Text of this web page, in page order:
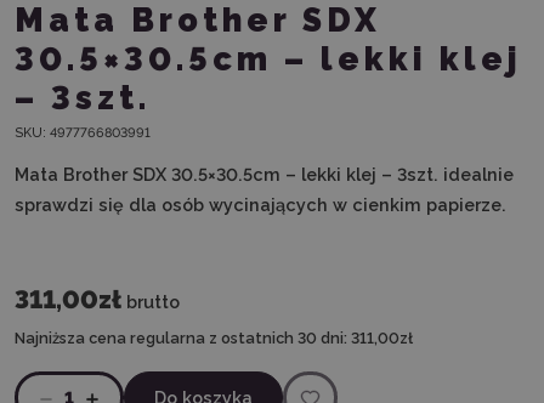
Mata Brother SDX
30.5×30.5cm – lekki klej
– 3szt.
SKU: 4977766803991
Mata Brother SDX 30.5×30.5cm – lekki klej – 3szt. idealnie
sprawdzi się dla osób wycinających w cienkim papierze.
311,00zł brutto
Najniższa cena regularna z ostatnich 30 dni: 311,00zł
1 Do koszyka